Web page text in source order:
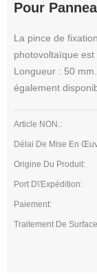
Pour
La pince de
photovoltaïque
Longueur : 50
également
Article NON.:
Délai De Mise En
Origine Du Produit:
Port D\'expédition:
Paiement:
Traitement De